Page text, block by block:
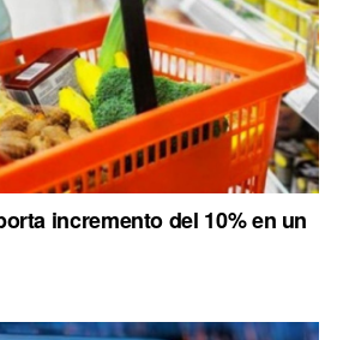
incremento del 10% en un